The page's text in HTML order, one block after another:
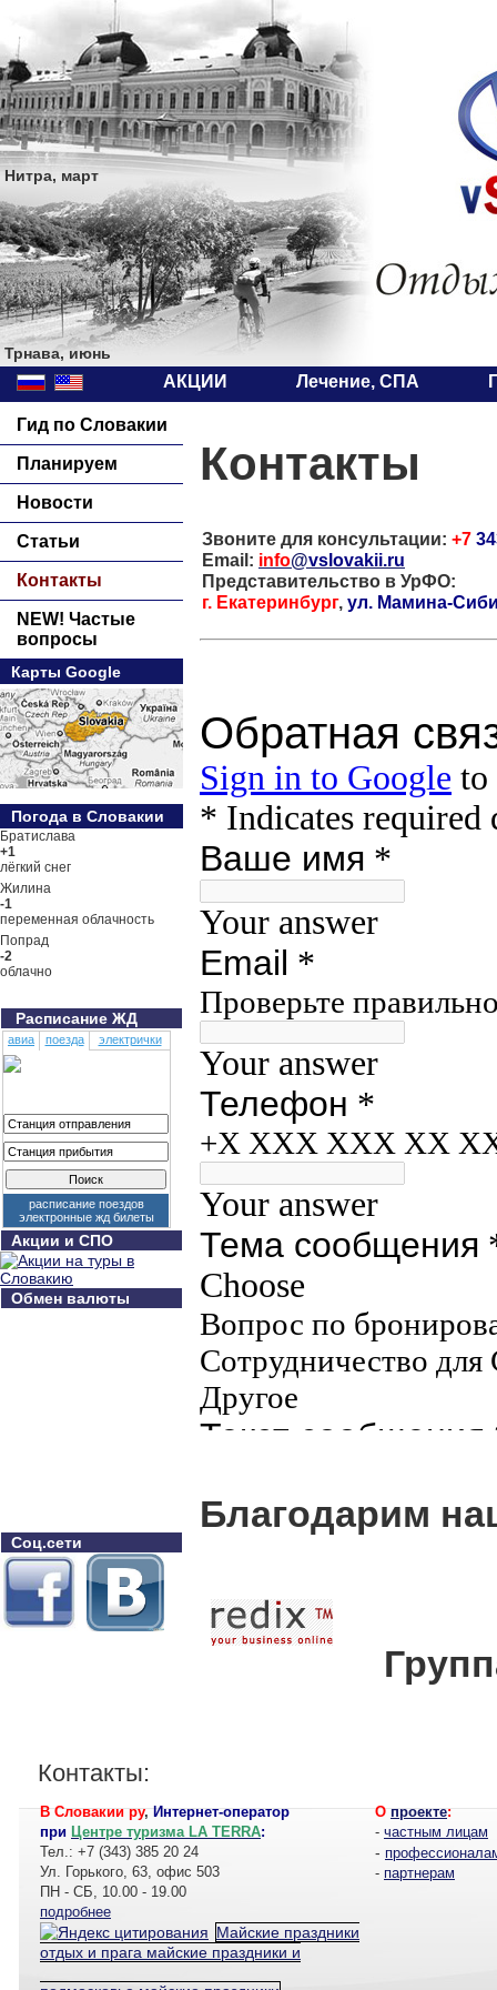
Нитра, март
Трнава, июнь
АКЦИИ Лечение, СПА
Гид по Словакии
Планируем
Новости
Статьи
Контакты
NEW! Частые
вопросы
Карты Google
Погода в Словакии
Братислава
+1
лёгкий снег
Жилина
-1
переменная облачность
Попрад
-2
облачно
Расписание ЖД
авиа поезда электрички
расписание поездов
электронные жд билеты
Акции и СПО
Обмен валюты
Соц.сети
Звоните для консультации: +7
Email: info@vslovakii.ru
Представительство в УрФО:
г. Екатеринбург, ул. Мамина-
Благодарим
Контакты:
В Словакии ру,Интернет-оператор
при Центре туризма LA TERRA:
Тел.: +7 (343) 385 20 24
Ул. Горького, 63, офис 503
ПН - СБ, 10.00 - 19.00
подробнее
Майские праздники
отдых и прага майские праздники и
Опроекте:
- частным лицам
-
- партнерам